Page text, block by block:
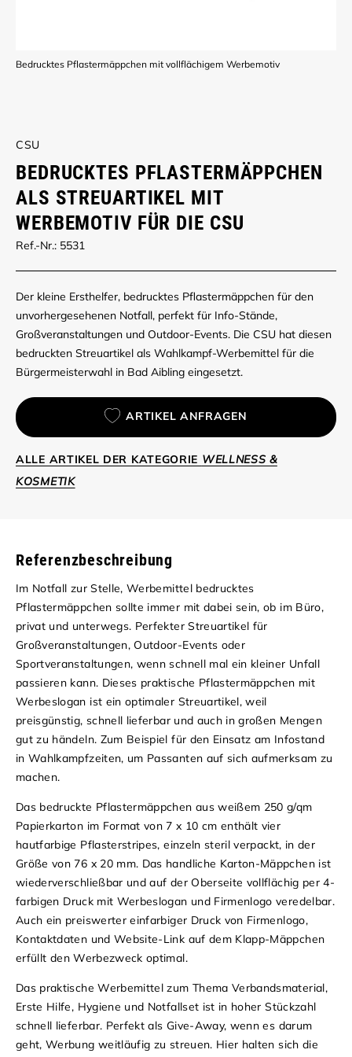
Bedrucktes Pflastermäppchen mit vollflächigem Werbemotiv
CSU
BEDRUCKTES PFLASTERMÄPPCHEN
ALS STREUARTIKEL MIT
WERBEMOTIV FÜR DIE CSU
Ref.-Nr.: 5531
Der kleine Ersthelfer, bedrucktes Pflastermäppchen für den
unvorhergesehenen Notfall, perfekt für Info-Stände,
Großveranstaltungen und Outdoor-Events. Die CSU hat diesen
bedruckten Streuartikel als Wahlkampf-Werbemittel für die
Bürgermeisterwahl in Bad Aibling eingesetzt.
ARTIKEL ANFRAGEN
ALLE ARTIKEL DER KATEGORIE WELLNESS &
KOSMETIK
Referenzbeschreibung
Im Notfall zur Stelle, Werbemittel bedrucktes
Pflastermäppchen sollte immer mit dabei sein, ob im Büro,
privat und unterwegs. Perfekter Streuartikel für
Großveranstaltungen, Outdoor-Events oder
Sportveranstaltungen, wenn schnell mal ein kleiner Unfall
passieren kann. Dieses praktische Pflastermäppchen mit
Werbeslogan ist ein optimaler Streuartikel, weil
preisgünstig, schnell lieferbar und auch in großen Mengen
gut zu händeln. Zum Beispiel für den Einsatz am Infostand
in Wahlkampfzeiten, um Passanten auf sich aufmerksam zu
machen.
Das bedruckte Pflastermäppchen aus weißem 250 g/qm
Papierkarton im Format von 7 x 10 cm enthält vier
hautfarbige Pflasterstripes, einzeln steril verpackt, in der
Größe von 76 x 20 mm. Das handliche Karton-Mäppchen ist
wiederverschließbar und auf der Oberseite vollflächig per 4-
farbigen Druck mit Werbeslogan und Firmenlogo veredelbar.
Auch ein preiswerter einfarbiger Druck von Firmenlogo,
Kontaktdaten und Website-Link auf dem Klapp-Mäppchen
erfüllt den Werbezweck optimal.
Das praktische Werbemittel zum Thema Verbandsmaterial,
Erste Hilfe, Hygiene und Notfallset ist in hoher Stückzahl
schnell lieferbar. Perfekt als Give-Away, wenn es darum
geht, Werbung weitläufig zu streuen. Hier halten sich die